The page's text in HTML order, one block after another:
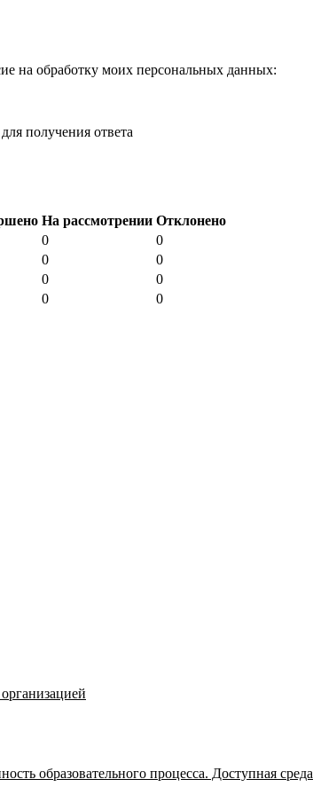
на обработку моих персональных данных:
получения ответа
На рассмотрении Отклонено
0
0
0
0
0
0
0
0
образовательного процесса. Доступная среда